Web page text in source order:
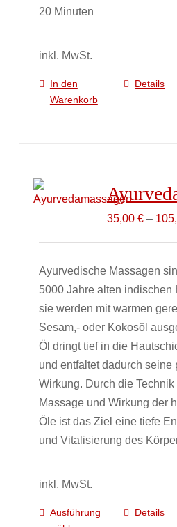
20 Minuten
inkl. MwSt.
In den
Warenkorb
Details
35,00 €–
Ayurvedische Massagen
5000 Jahre alten indischen
sie werden mit warmen
Sesam,- oder Kokosöl
Öl dringt tief in die
und entfaltet dadurch seine
Wirkung. Durch die Technik
Massage und Wirkung der
Öle ist das Ziel eine tiefe
und Vitalisierung des
inkl. MwSt.
Ausführung
Dieses
Details